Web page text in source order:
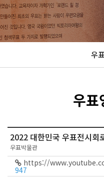
우
우표
2022 대한민국 우표전시회
우표박물관
https://
947